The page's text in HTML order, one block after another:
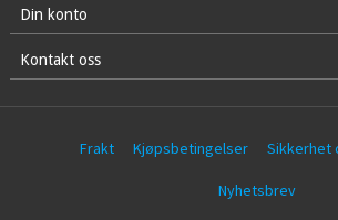
Din konto
Kontakt oss
Frakt Kjøpsbetingelser Sikkerhet
Nyhetsbrev